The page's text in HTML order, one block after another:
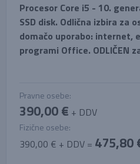
Procesor Core i5 - 10.
SSD disk. Odlična izbira za
domačo uporabo: internet,
programi Office. ODLIČEN
Pravne osebe:
390,00 € + DDV
Fizične osebe:
390,00 € + DDV = 475,80